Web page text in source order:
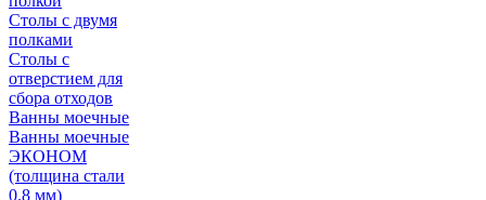
Столы с двумя
полками
Столы с
отверстием для
сбора отходов
Ванны моечные
Ванны моечные
ЭКОНОМ
(толщина стали
0.8 мм)